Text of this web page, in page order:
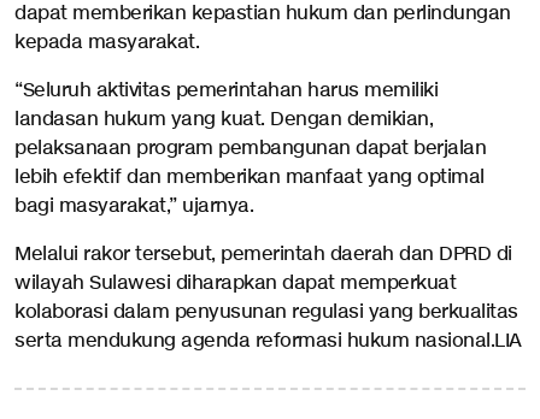
dapat memberikan kepastian hukum dan perlindungan
kepada masyarakat.
“Seluruh aktivitas pemerintahan harus memiliki
landasan hukum yang kuat. Dengan demikian,
pelaksanaan program pembangunan dapat berjalan
lebih efektif dan memberikan manfaat yang optimal
bagi masyarakat,” ujarnya.
Melalui rakor tersebut, pemerintah daerah dan DPRD di
wilayah Sulawesi diharapkan dapat memperkuat
kolaborasi dalam penyusunan regulasi yang berkualitas
serta mendukung agenda reformasi hukum nasional.LIA